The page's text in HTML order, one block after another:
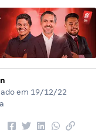
em 19/12/22